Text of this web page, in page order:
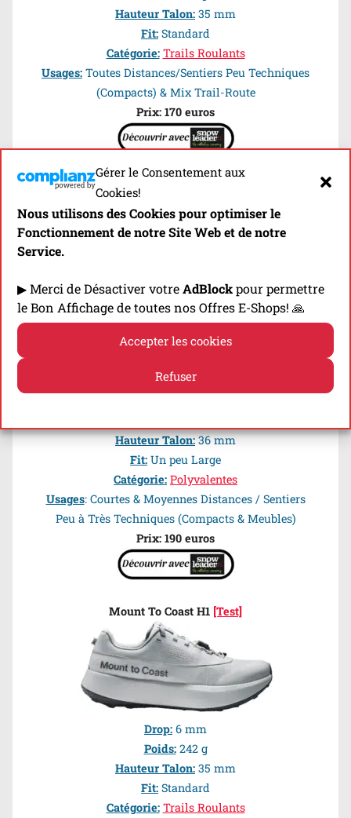
Gérer le Consentement aux
Cookies!
Nous utilisons des Cookies pour optimiser le
Fonctionnement de notre Site Web et de notre
Service.
▶ Merci de Désactiver votreAdBlockpour permettre
le Bon Affichage de toutes nos Offres E-Shops! 🙏
Accepter les cookies
Refuser
Hauteur Talon: 35 mm
Fit: Standard
Catégorie: Trails Roulants
Usages: Toutes Distances/Sentiers Peu Techniques
(Compacts) & Mix Trail-Route
Prix: 170 euros
Les Modèles pour Femmes
Mount To Coast T1 [Test]
Hauteur Talon:36 mm
Fit: Un peu Large
Catégorie: Polyvalentes
Usages: Courtes & Moyennes Distances / Sentiers
Peu à Très Techniques (Compacts & Meubles)
Prix: 190 euros
Mount To Coast H1 [Test]
Drop: 6 mm
Poids:242 g
Hauteur Talon: 35 mm
Fit: Standard
Catégorie: Trails Roulants